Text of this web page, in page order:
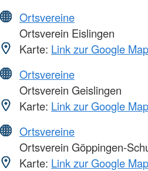
Ortsvereine
Ortsverein Eislingen
Karte: Link zur Google
Ortsvereine
Ortsverein Geislingen
Karte: Link zur Google
Ortsvereine
Ortsverein Göppingen-
Karte: Link zur Google